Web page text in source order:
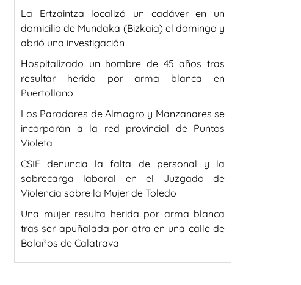
La Ertzaintza localizó un cadáver en un
domicilio de Mundaka (Bizkaia) el domingo y
abrió una investigación
Hospitalizado un hombre de 45 años tras
resultar herido por arma blanca en
Puertollano
Los Paradores de Almagro y Manzanares se
incorporan a la red provincial de Puntos
Violeta
CSIF denuncia la falta de personal y la
sobrecarga laboral en el Juzgado de
Violencia sobre la Mujer de Toledo
Una mujer resulta herida por arma blanca
tras ser apuñalada por otra en una calle de
Bolaños de Calatrava